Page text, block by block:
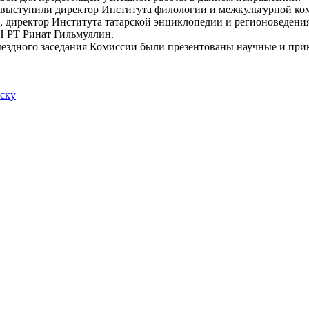
директор Института филологии и межкультурной
директор Института татарской энциклопедии и
РТ Ринат Гильмуллин.
заседания Комиссии были презентованы научные и